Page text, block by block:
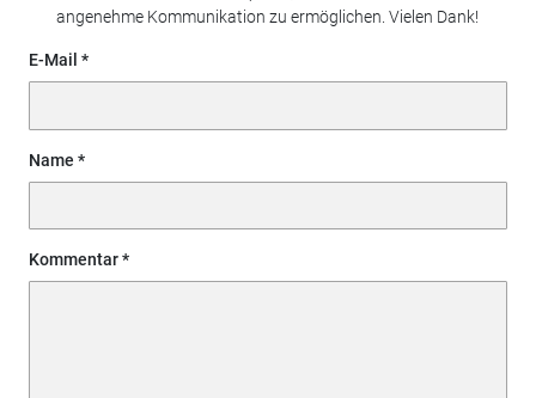
angenehme Kommunikation zu ermöglichen. Vielen Dank!
E-Mail
Name
Kommentar